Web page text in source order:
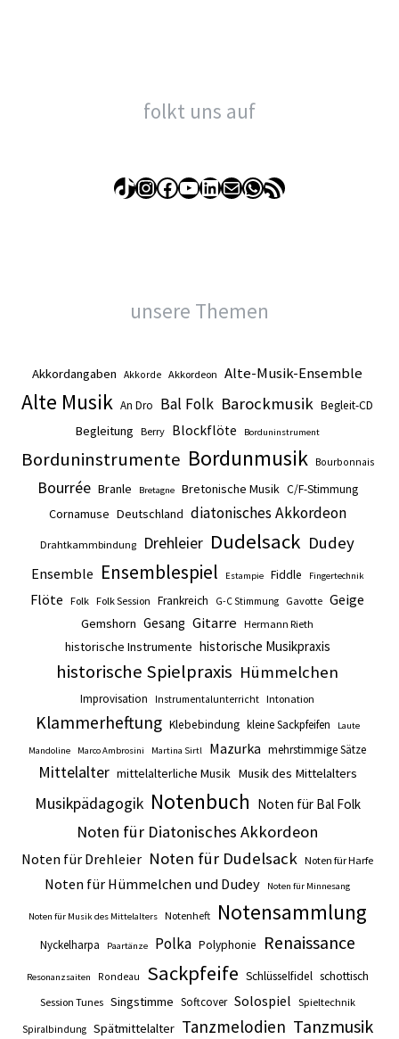
folkt uns auf
TikTok
Instagram
Facebook
YouTube
LinkedIn
E-MailWhatsApp
RSS-Feed
unsere Themen
Akkordangaben Akkorde Akkordeon Alte-Musik-Ensemble
Alte Musik An Dro Bal Folk Barockmusik Begleit-CD
Begleitung Berry Blockflöte Borduninstrument
Borduninstrumente Bordunmusik Bourbonnais
Bourrée Branle Bretagne Bretonische Musik C/F-Stimmung
Cornamuse Deutschland diatonisches Akkordeon
Drahtkammbindung Drehleier Dudelsack Dudey
Ensemble Ensemblespiel Estampie Fiddle Fingertechnik
Flöte Folk Folk Session Frankreich G-C Stimmung Gavotte Geige
Gemshorn Gesang Gitarre Hermann Rieth
historische Instrumente historische Musikpraxis
historische Spielpraxis Hümmelchen
Improvisation Instrumentalunterricht Intonation
Klammerheftung Klebebindung kleine Sackpfeifen Laute
Mandoline Marco Ambrosini Martina Sirtl Mazurka mehrstimmige Sätze
Mittelalter mittelalterliche Musik Musik des Mittelalters
Musikpädagogik Notenbuch Noten für Bal Folk
Noten für Diatonisches Akkordeon
Noten für Drehleier Noten für Dudelsack Noten für Harfe
Noten für Hümmelchen und Dudey Noten für Minnesang
Noten für Musik des Mittelalters Notenheft Notensammlung
Nyckelharpa Paartänze Polka Polyphonie Renaissance
Resonanzsaiten Rondeau Sackpfeife Schlüsselfidel schottisch
Session Tunes Singstimme Softcover Solospiel Spieltechnik
Spiralbindung Spätmittelalter Tanzmelodien Tanzmusik